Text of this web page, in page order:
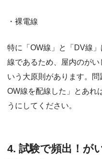
・裸電線
特に「OW線」と「DV線
線であるため、屋内のが
いう大原則があります。
OW線を配線した」とあれ
うにしてください。
4. 試験で頻出！が